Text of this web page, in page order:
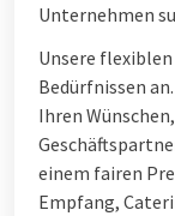
Unternehmen
Unsere
Bedürfnissen
Ihren
einem fairen
Empfang,